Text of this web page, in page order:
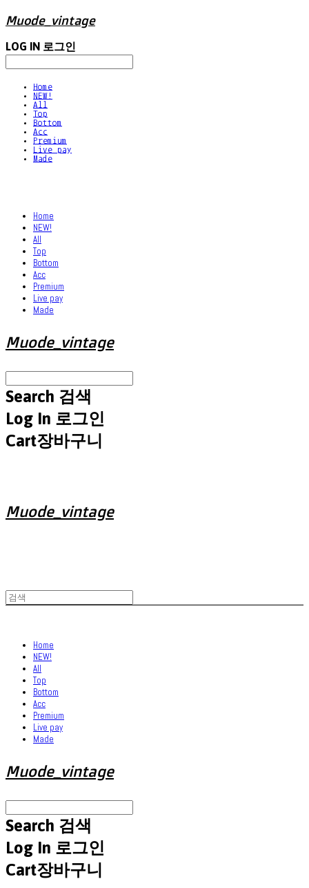
Muode_vintage
LOG IN 로그인
Home
NEW!
All
Top
Bottom
Acc
Premium
Live pay
Made
Home
NEW!
All
Top
Bottom
Acc
Premium
Live pay
Made
Muode_vintage
Search 검색
Log In 로그인
Cart장바구니
Muode_vintage
Home
NEW!
All
Top
Bottom
Acc
Premium
Live pay
Made
Muode_vintage
Search 검색
Log In 로그인
Cart장바구니